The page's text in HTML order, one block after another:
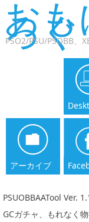
おも
ろぐ
PSO2/PSU/PSOBB、
アーカイブ
PSUOBBAATool Ver.
GCガチャ、もれなく